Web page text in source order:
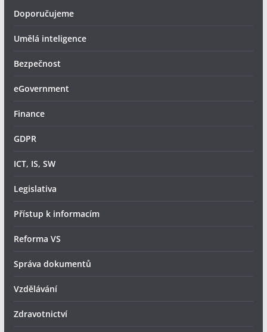
Doporučujeme
Umělá inteligence
Bezpečnost
eGovernment
Finance
GDPR
ICT, IS, SW
Legislativa
Přístup k informacím
Reforma VS
Správa dokumentů
Vzdělávání
Zdravotnictví